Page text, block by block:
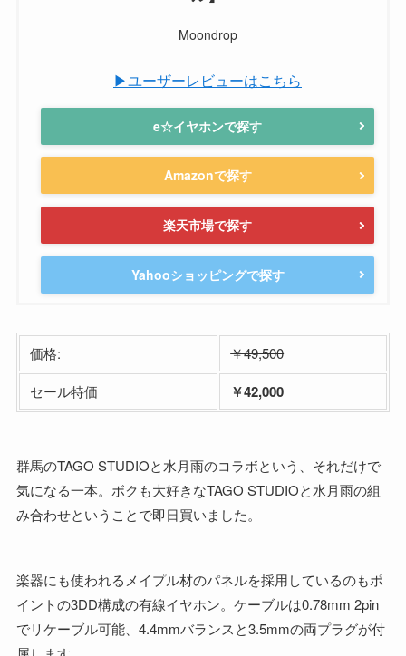
Moondrop
▶ユーザーレビューはこちら
e☆イヤホンで探す
Amazonで探す
楽天市場で探す
Yahooショッピングで探す
価格:
￥49,500
セール特価
￥42,000
群馬のTAGO STUDIOと水月雨のコラボという、それだけで
気になる一本。ボクも大好きなTAGO STUDIOと水月雨の組
み合わせということで即日買いました。
楽器にも使われるメイプル材のパネルを採用しているのもポ
イントの3DD構成の有線イヤホン。ケーブルは0.78mm 2pin
でリケーブル可能、4.4mmバランスと3.5mmの両プラグが付